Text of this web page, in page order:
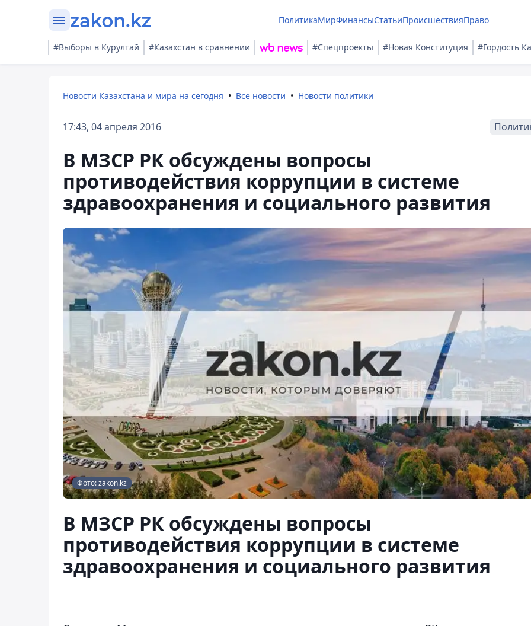
ПолитикаМирФинансыСтатьиПроисшествияПраво
#Выборы в Курултай #Казахстан в сравнении #Спецпроекты #Новая Конституция #Гордость
Новости Казахстана и мира на сегодня Все новости Новости политики
17:43, 04 апреля 2016
В МЗСР РК обсуждены вопросы
противодействия коррупции в системе
здравоохранения и социального развития
Фото: zakon.kz
В МЗСР РК обсуждены вопросы
противодействия коррупции в системе
здравоохранения и социального развития